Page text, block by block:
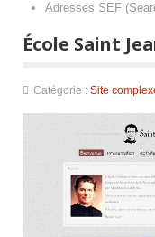
Adresses SEF
École Saint
Catégorie : Site